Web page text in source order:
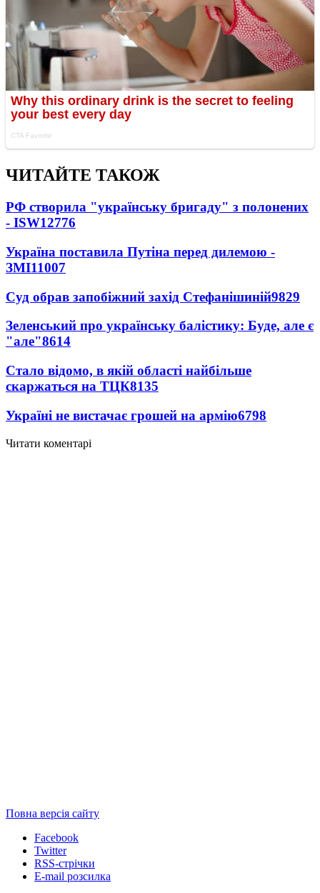
ЧИТАЙТЕ ТАКОЖ
РФ створила "українську бригаду" з полонених
- ISW12776
Україна поставила Путіна перед дилемою -
ЗМІ11007
Суд обрав запобіжний захід Стефанішиній9829
Зеленський про українську балістику: Буде, але є
"але"8614
Стало відомо, в якій області найбільше
скаржаться на ТЦК8135
Україні не вистачає грошей на армію6798
Читати коментарі
Повна версія сайту
Facebook
Twitter
RSS-стрічки
E-mail розсилка